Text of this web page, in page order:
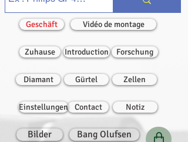
Geschäft Vidéo de montage
Zuhause Introduction Forschung
Diamant Gürtel Zellen
Einstellungen Contact Notiz
Bilder Bang Olufsen